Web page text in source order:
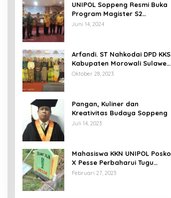
UNIPOL Soppeng Resmi Buka
Program Magister S2
Manajemen
Juni 14, 2024
Arfandi. ST Nahkodai DPD KKS
Kabupaten Morowali Sulawesi
Tengah 2023 – 2028
Oktober 28, 2023
Pangan, Kuliner dan
Kreativitas Budaya Soppeng
Juli 14, 2023
Mahasiswa KKN UNIPOL Posko
X Pesse Perbaharui Tugu
Batas Desa
Februari 27, 2023